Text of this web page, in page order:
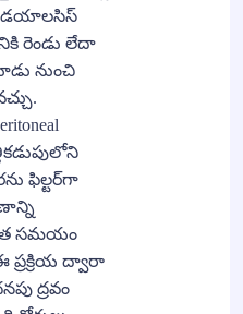
డయాలసిస్
రెండు లేదా
నుంచి
ఫిల్టర్‌గా
సమయం
ప్రక్రియ ద్వారా
ద్రవం